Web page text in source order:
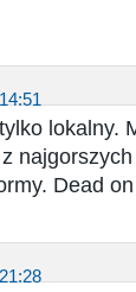
lokalny.
Dead